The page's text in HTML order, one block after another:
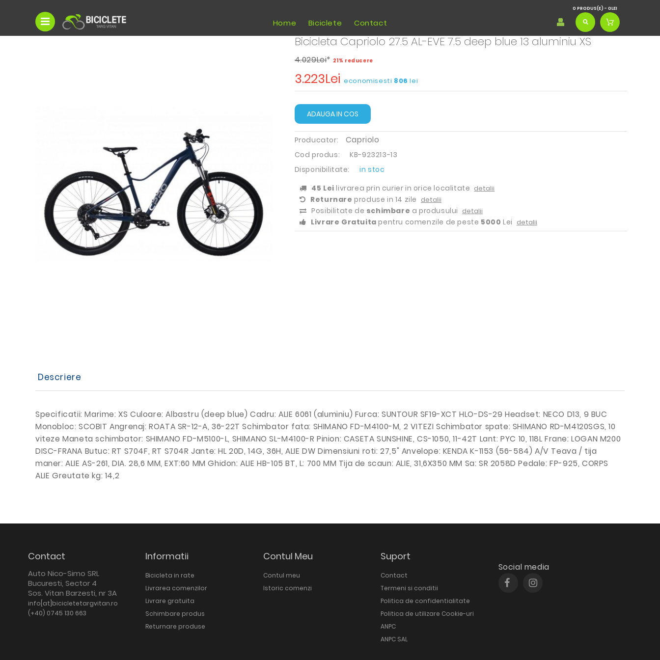
Home Biciclete Contact
0 PRODUS(E) - 0LEI
Bicicleta Capriolo 27.5 AL-EVE 7.5 deep blue 13 aluminiu XS
4.029Lei* 21% reducere
3.223Lei economisesti 806 lei
ADAUGA IN COS
Producator: Capriolo
Cod produs:
KB-923213-13
Disponibilitate:
in stoc
45 Lei livrarea prin curier in orice localitate detalii
Returnare produse in 14 zile detalii
Posibilitate de schimbare a produsului detalii
Livrare Gratuita pentru comenzile de peste 5000 Lei detalii
Descriere
Specificatii: Marime: XS Culoare: Albastru (deep blue) Cadru: ALIE 6061 (aluminiu) Furca: SUNTOUR SF19-XCT HLO-DS-29 Headset: NECO D13, 9 BUC
Monobloc: SCOBIT Angrenaj: ROATA SR-12-A, 36-22T Schimbator fata: SHIMANO FD-M4100-M, 2 VITEZI Schimbator spate: SHIMANO RD-M4120SGS, 10
viteze Maneta schimbator: SHIMANO FD-M5100-L, SHIMANO SL-M4100-R Pinion: CASETA SUNSHINE, CS-1050, 11-42T Lant: PYC 10, 118L Frane: LOGAN M200
DISC-FRANA Butuc: RT S704F, RT S704R Jante: HL 20D, 14G, 36H, ALIE DW Dimensiuni roti: 27,5" Anvelope: KENDA K-1153 (56-584) A/V Teava / tija
maner: ALIE AS-261, DIA. 28,6 MM, EXT:60 MM Ghidon: ALIE HB-105 BT, L: 700 MM Tija de scaun: ALIE, 31,6X350 MM Sa: SR 2058D Pedale: FP-925, CORPS
ALIE Greutate kg: 14,2
Contact
Auto Nico-Simo SRL
Bucuresti, Sector 4
Sos. Vitan Barzesti, nr 3A
info[at]bicicletetargvitan.ro
(+40) 0745 130 663
Informatii
Bicicleta in rate
Livrarea comenzilor
Livrare gratuita
Schimbare produs
Returnare produse
Contul Meu
Contul meu
Istoric comenzi
Suport
Contact
Termeni si conditii
Politica de confidentialitate
Politica de utilizare Cookie-uri
ANPC
ANPC SAL
Social media